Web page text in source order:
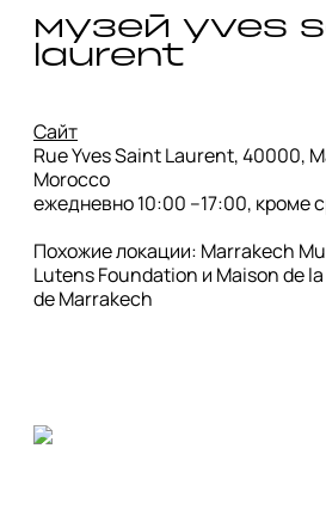
музей yves
laurent
Сайт
Rue Yves Saint Laurent, 40000,
Morocco
ежедневно 10:00 –17:00, кроме
Похожие локации: Marrakech
Lutens Foundation и Maison de
de Marrakech